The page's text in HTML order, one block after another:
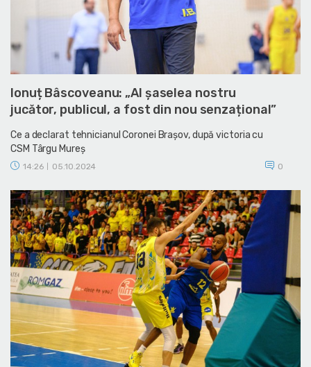
Ionuț Bâscoveanu: „Al șaselea nostru
jucător, publicul, a fost din nou senzațional”
Ce a declarat tehnicianul Coronei Brașov, după victoria cu
CSM Târgu Mureș
14:26 05.10.2024 0